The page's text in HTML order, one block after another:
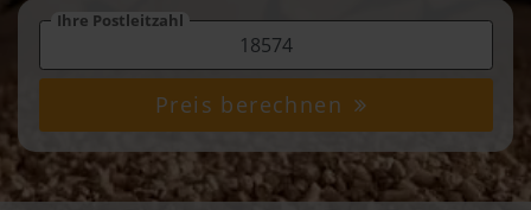
Ihre Postleitzahl
Preis berechnen